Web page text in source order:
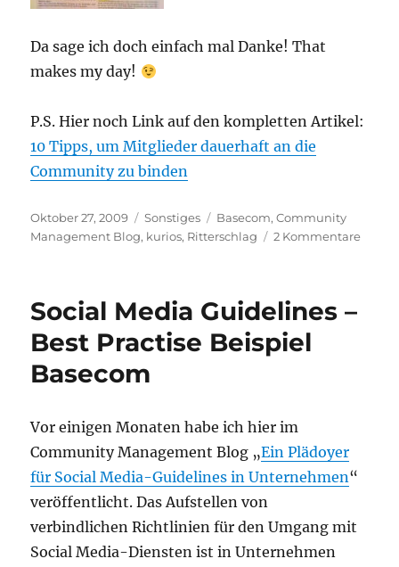
Da sage ich doch einfach mal Danke! That
makes my day!
P.S. Hier noch Link auf den kompletten Artikel:
10 Tipps, um Mitglieder dauerhaft an die
Community zu binden
Veröffentlicht
am
Oktober 27, 2009 Kategorien
Sonstiges Schlagwörter
Basecom,Community
Management Blog, kurios, Ritterschlag 2 Kommentarezu
Social Media Guidelines –
Best Practise Beispiel
Basecom
Vor einigen Monaten habe ich hier im
Community Management Blog „Ein Plädoyer
für Social Media-Guidelines in Unternehmen“
veröffentlicht. Das Aufstellen von
verbindlichen Richtlinien für den Umgang mit
Social Media-Diensten ist in Unternehmen